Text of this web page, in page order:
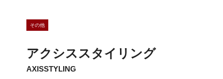
その他
アクシススタイリング
AXISSTYLING